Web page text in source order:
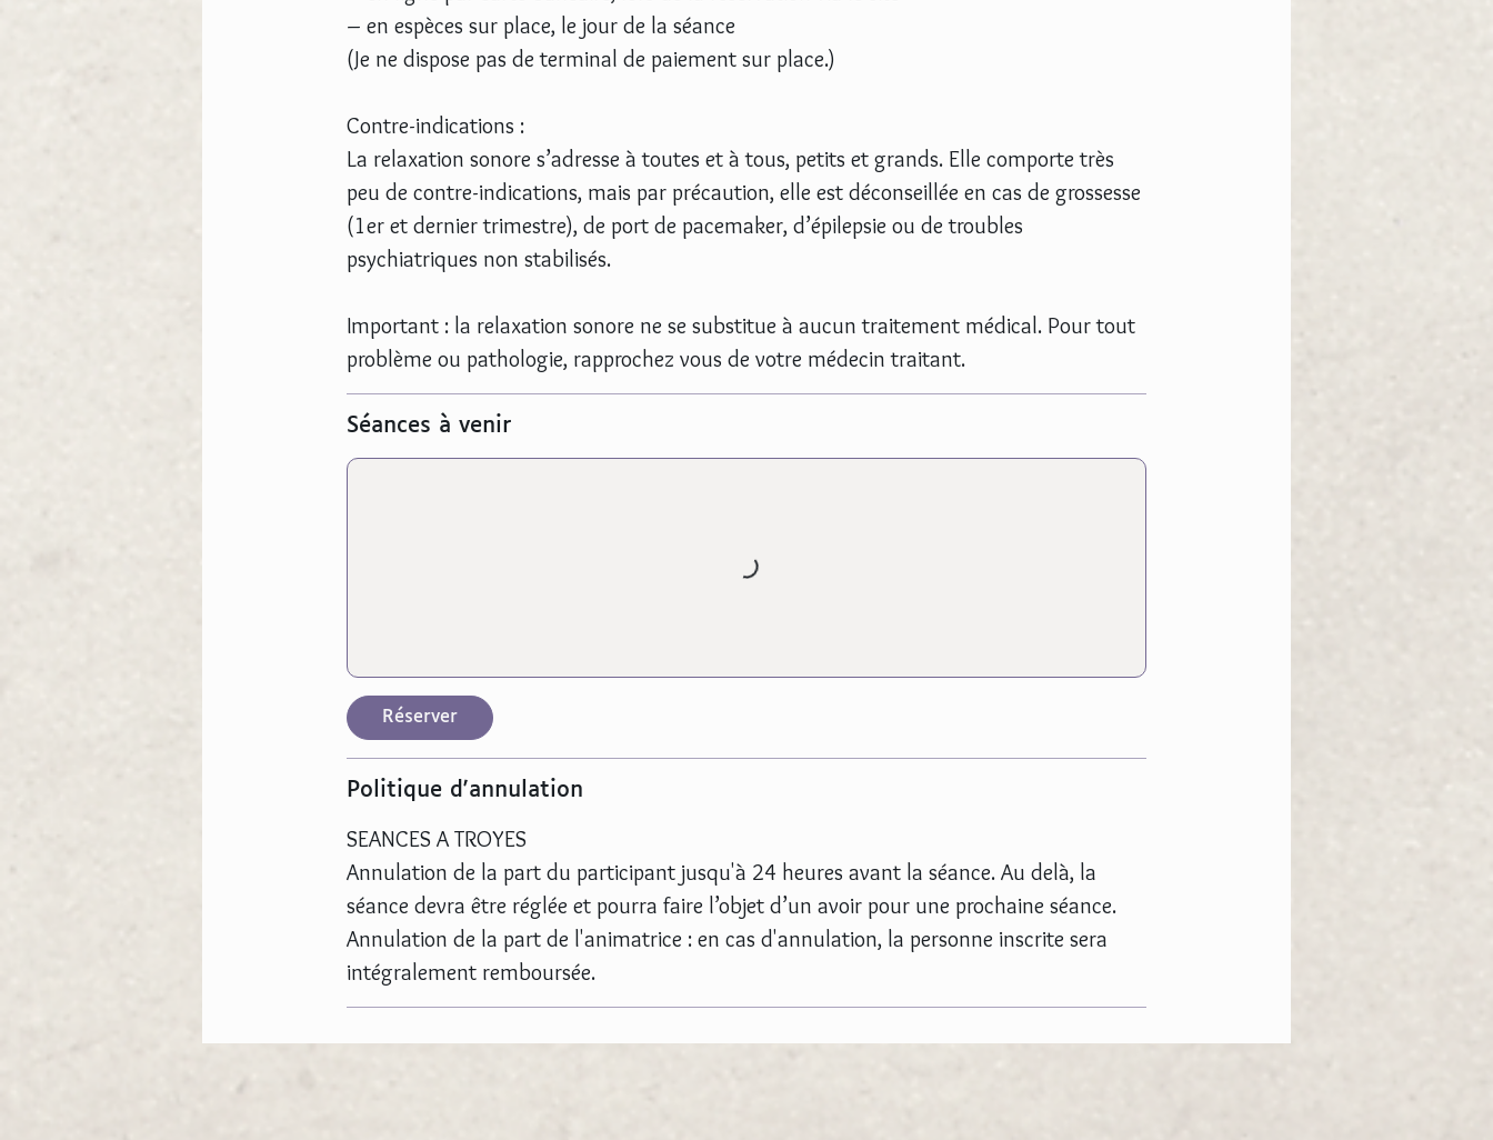
– en espèces sur place, le jour de la séance
(Je ne dispose pas de terminal de paiement sur place.)
Contre-indications :
La relaxation sonore s’adresse à toutes et à tous, petits et grands. Elle comporte très
peu de contre-indications, mais par précaution, elle est déconseillée en cas de grossesse
(1er et dernier trimestre), de port de pacemaker, d’épilepsie ou de troubles
psychiatriques non stabilisés.
Important : la relaxation sonore ne se substitue à aucun traitement médical. Pour tout
problème ou pathologie, rapprochez vous de votre médecin traitant.
Séances à venir
Réserver
Politique d'annulation
SEANCES A TROYES
Annulation de la part du participant jusqu'à 24 heures avant la séance. Au delà, la
séance devra être réglée et pourra faire l’objet d’un avoir pour une prochaine séance.
Annulation de la part de l'animatrice : en cas d'annulation, la personne inscrite sera
intégralement remboursée.